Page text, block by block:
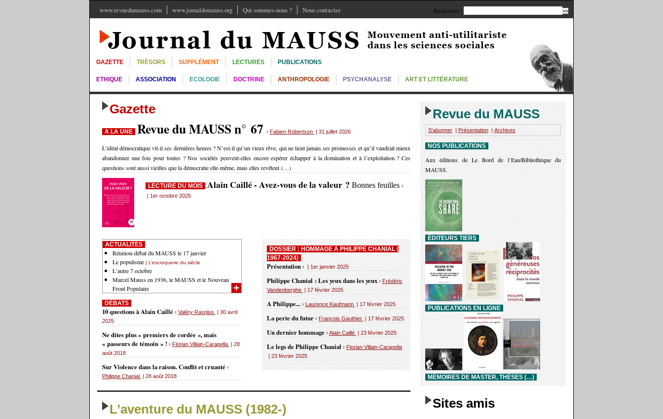
www.revuedumauss.com www.jornaldomauss.org Qui sommes-nous ? Nous contacter Rechercher :
GAZETTE TRÉSORS SUPPLÉMENT LECTURES PUBLICATIONS
ETHIQUE ASSOCIATION ECOLOGIE DOCTRINE ANTHROPOLOGIE PSYCHANALYSE ART ET LITTÉRATURE
Gazette
A LA UNE Revue du MAUSS n° 67 › Fabien Robertson | 31 juillet 2026
L’idéal démocratique vit-il ses dernières heures ? N’est-il qu’un vieux rêve, qui ne tient jamais ses promesses et qu’il vaudrait mieux
abandonner une fois pour toutes ? Nos sociétés peuvent-elles encore espérer échapper à la domination et à l’exploitation ? Ces
questions sont aussi vieilles que la démocratie elle-même, mais elles revêtent (…)
LECTURE DU MOIS Alain Caillé - Avez-vous de la valeur ? Bonnes feuilles ›
| 1er octobre 2025
DOSSIER : HOMMAGE À PHILIPPE CHANIAL (
1967-2024)
Présentation › | 1er janvier 2025
Philippe Chanial : Les yeux dans les yeux› Frédéric
Vandenberghe | 17 février 2025
A Philippe... › Laurence Kaufmann | 17 février 2025
La perte du futur › François Gauthier | 17 février 2025
Un dernier hommage ›Alain Caillé | 23 février 2025
Le legs de Philippe Chanial › Florian Villain-Carapella
| 23 février 2025
ACTUALITÉS
Réunion-débat du MAUSS le 17 janvier
Le populisme | L’escroquerie du siècle
L’autre 7 octobre
Marcel Mauss en 1936, le MAUSS et le Nouveau
Front Populaire
DÉBATS
10 questions à Alain Caillé › Valéry Rasplus
| 30 avril
2025
Ne dites plus « premiers de cordée », mais
« passeurs de témoin » ! › Florian Villain-Carapella | 28
août 2018
Sur Violence dans la raison. Conflit et cruauté ›
Philippe Chanial | 28 août 2018
L’aventure du MAUSS (1982-)
Revue du MAUSS
S'abonner | Présentation | Archives
NOS PUBLICATIONS
Aux éditions de Le Bord de l’Eau/Bibliothèque du
MAUSS.
ÉDITEURS TIERS
PUBLICATIONS EN LIGNE
MÉMOIRES DE MASTER, THÈSES (…)
Sites amis